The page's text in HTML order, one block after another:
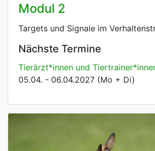
Modul 2
Targets und Signale im
Nächste Termine
Tierärzt*innen und
05.04. - 06.04.2027 (Mo + Di)